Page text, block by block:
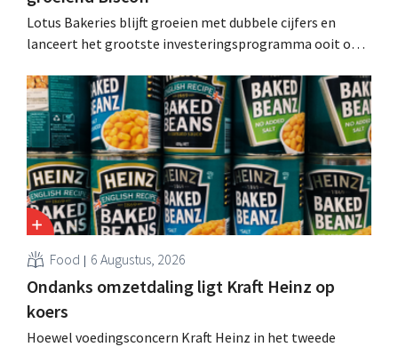
Lotus Bakeries blijft groeien met dubbele cijfers en
lanceert het grootste investeringsprogramma ooit om
moeten dit momentum grijpen”.
Food 6 Augustus, 2026
Ondanks omzetdaling ligt Kraft Heinz op
koers
Hoewel voedingsconcern Kraft Heinz in het tweede